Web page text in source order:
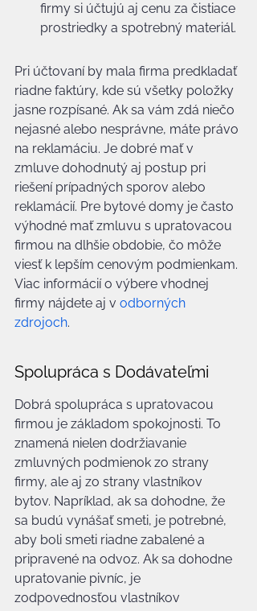
firmy si účtujú aj cenu za čistiace
prostriedky a spotrebný materiál.
Pri účtovaní by mala firma predkladať
riadne faktúry, kde sú všetky položky
jasne rozpísané. Ak sa vám zdá niečo
nejasné alebo nesprávne, máte právo
na reklamáciu. Je dobré mať v
zmluve dohodnutý aj postup pri
riešení prípadných sporov alebo
reklamácií. Pre bytové domy je často
výhodné mať zmluvu s upratovacou
firmou na dlhšie obdobie, čo môže
viesť k lepším cenovým podmienkam.
Viac informácií o výbere vhodnej
firmy nájdete aj v odborných
zdrojoch.
Spolupráca s Dodávateľmi
Dobrá spolupráca s upratovacou
firmou je základom spokojnosti. To
znamená nielen dodržiavanie
zmluvných podmienok zo strany
firmy, ale aj zo strany vlastníkov
bytov. Napríklad, ak sa dohodne, že
sa budú vynášať smeti, je potrebné,
aby boli smeti riadne zabalené a
pripravené na odvoz. Ak sa dohodne
upratovanie pivníc, je
zodpovednosťou vlastníkov